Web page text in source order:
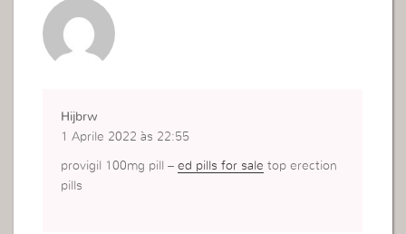
Hijbrw
1 Aprile 2022 às 22:55
provigil 100mg pill –ed pills for sale top erection
pills